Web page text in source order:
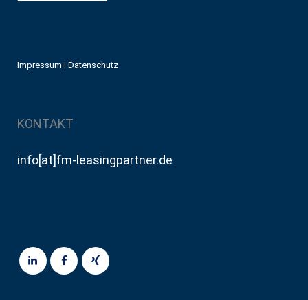
Impressum | Datenschutz
KONTAKT
info[at]fm-leasingpartner.de